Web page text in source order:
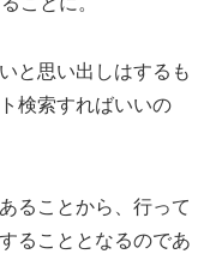
と思い出しはするも
検索すればいいの
ることから、行って
ることとなるのであ